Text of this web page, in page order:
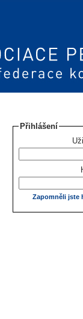
Přihlášení
Zapomněli jste